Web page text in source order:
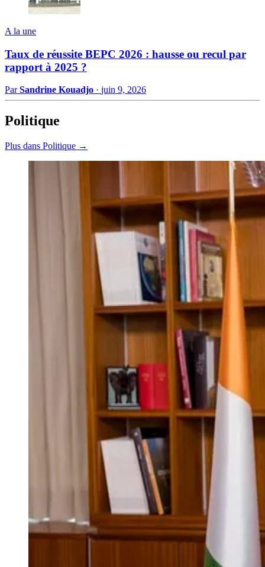
A la une
Taux de réussite BEPC 2026 : hausse ou recul par
rapport à 2025 ?
ParSandrine Kouadjo · juin 9, 2026
Politique
Plus dans Politique →